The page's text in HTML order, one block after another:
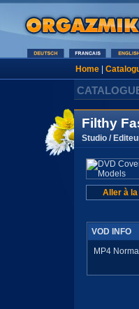
Home|
Filthy
Studio /
Aller à la
VOD INFO
MP4 Normal